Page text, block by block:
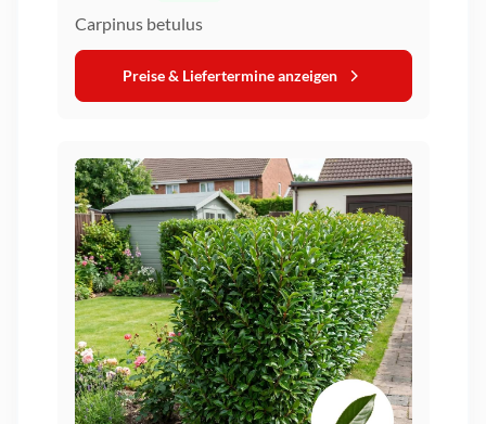
Carpinus betulus
Preise & Liefertermine anzeigen